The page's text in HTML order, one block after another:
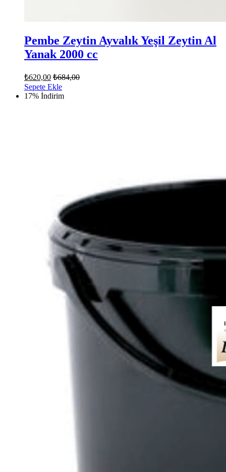
Pembe Zeytin Ayvalık Yeşil Zeytin Al
Yanak 2000 cc
₺620,00 ₺684,00
Sepete Ekle
17% İndirim